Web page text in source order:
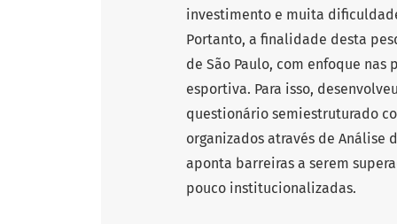
investimento e muita
Portanto, a finalidade desta
de São Paulo, com enfoque
esportiva. Para isso,
questionário semiestruturado
organizados através de Análise
aponta barreiras a serem
pouco institucionalizadas.